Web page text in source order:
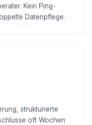
Kein Ping-
Datenpflege.
strukturierte
oft Wochen